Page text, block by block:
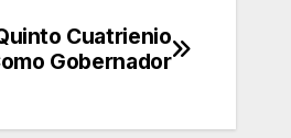
Cuatrienio
Gobernador